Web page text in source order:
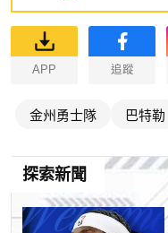
APP 追蹤
金州勇士隊 巴特勒
探索新聞